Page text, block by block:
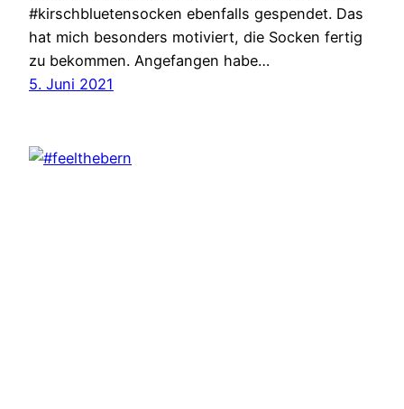
#kirschbluetensocken ebenfalls gespendet. Das
hat mich besonders motiviert, die Socken fertig
zu bekommen. Angefangen habe…
5. Juni 2021